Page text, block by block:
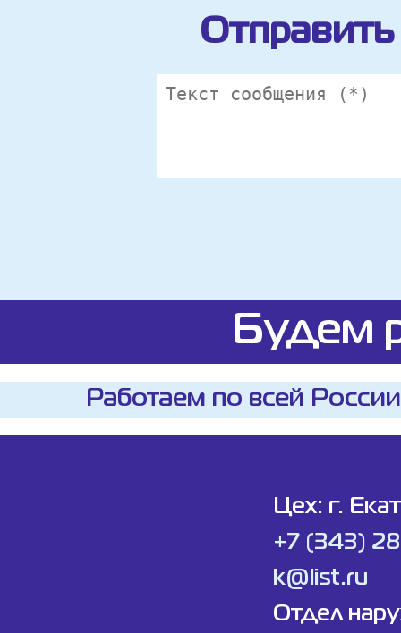
Отправить
Будем
Работаем по всей
Цех: г.
+7 (343)
k@list.ru
Отдел